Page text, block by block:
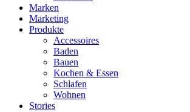
Marken
Marketing
Produkte
Accessoires
Baden
Bauen
Kochen & Essen
Schlafen
Wohnen
Stories